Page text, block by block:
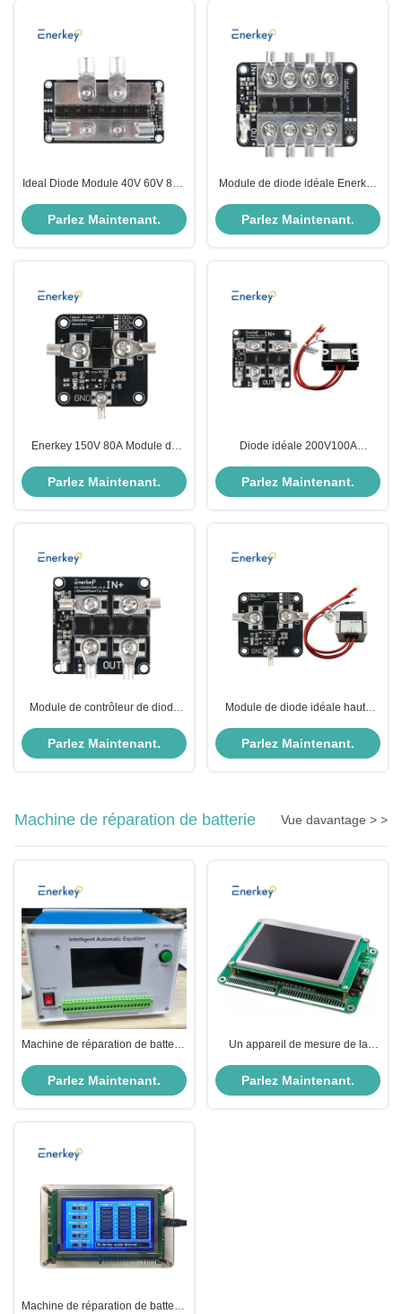
Ideal Diode Module 40V 60V 80V
photovoltaic Base Station Battery
Charger Prevent Anti-backflow
Parlez Maintenant.
Module de diode idéale Enerkey
Contrôleur pour la protection anti-
retour en amont de la batterie de
Parlez Maintenant.
Enerkey 150V 80A Module de
Parlez Maintenant.
Diode idéale 200V100A
double courant anti-déplacement
module de charge mutuel anti-
Parlez Maintenant.
Module de contrôleur de diode
de batterie de panneau solaire et
l'anti-refoulement
Parlez Maintenant.
Module de diode idéale haute
module d'encapsulation pour la
protection contre le courant de
Parlez Maintenant.
Machine de réparation de batterie Vue davantage > >
Machine de réparation de batterie
équilibreur de décharge
automatique intelligent
Parlez Maintenant.
Un appareil de mesure de la
Parlez Maintenant.
Machine de réparation de batterie